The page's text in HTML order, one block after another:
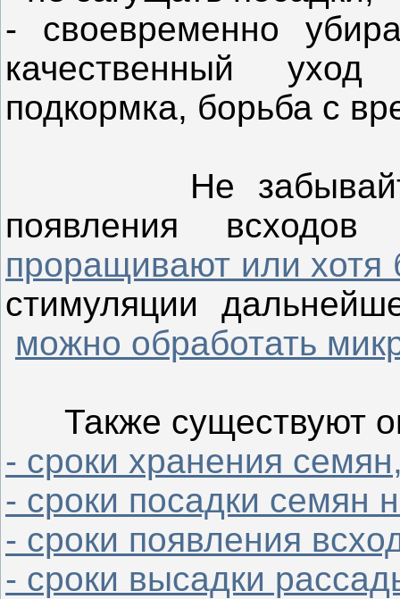
- своевременно
качественный
подкормка, борьба с
Не
появления
проращивают или хотя
стимуляции
можно обработать
Также существуют
- сроки хранения
- сроки посадки семян
- сроки появления
- сроки высадки